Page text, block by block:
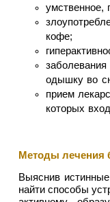
умственное,
кофе;
одышку во
прием
которых
Методы лечения
Выяснив
найти способы